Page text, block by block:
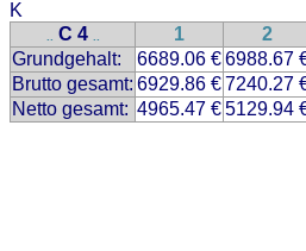
K
.. C 4 .. 1 2
Grundgehalt:
6689.06 €6988.67
Brutto gesamt: 6929.86 €7240.27
Netto gesamt: 4965.47 €5129.94